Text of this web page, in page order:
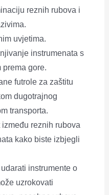
reznih rubova i
uvjetima.
instrumenata s
prema gore.
futrole za zaštitu
dugotrajnog
transporta.
između reznih rubova
kako biste izbjegli
instrumente o
uzrokovati